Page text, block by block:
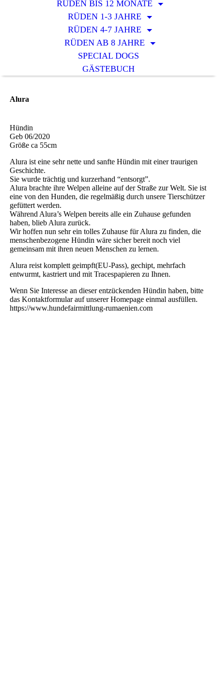
RÜDEN BIS 12 MONATE
RÜDEN 1-3 JAHRE
RÜDEN 4-7 JAHRE
RÜDEN AB 8 JAHRE
SPECIAL DOGS
GÄSTEBUCH
Alura
Hündin
Geb 06/2020
Größe ca 55cm
Alura ist eine sehr nette und sanfte Hündin mit einer traurigen
Geschichte.
Sie wurde trächtig und kurzerhand “entsorgt”.
Alura brachte ihre Welpen alleine auf der Straße zur Welt. Sie ist
eine von den Hunden, die regelmäßig durch unsere Tierschützer
gefüttert werden.
Während Alura’s Welpen bereits alle ein Zuhause gefunden
haben, blieb Alura zurück.
Wir hoffen nun sehr ein tolles Zuhause für Alura zu finden, die
menschenbezogene Hündin wäre sicher bereit noch viel
gemeinsam mit ihren neuen Menschen zu lernen.
Alura reist komplett geimpft(EU-Pass), gechipt, mehrfach
entwurmt, kastriert und mit Tracespapieren zu Ihnen.
Wenn Sie Interesse an dieser entzückenden Hündin haben, bitte
das Kontaktformular auf unserer Homepage einmal ausfüllen.
https://www.hundefairmittlung-rumaenien.com